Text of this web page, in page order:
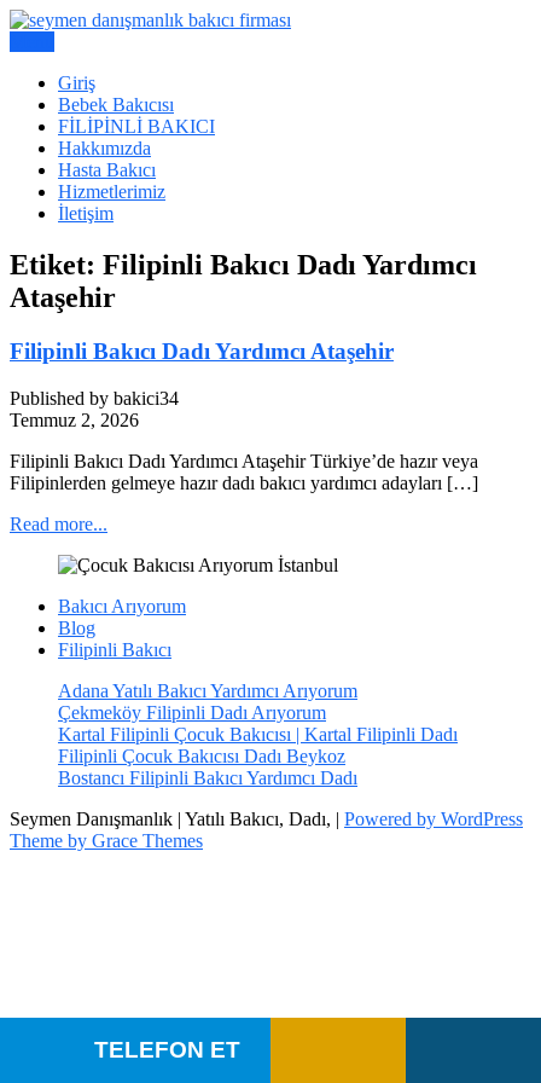
Skip
Seymen Danışmanlık | Yatılı
Bakıcı, Dadı,
Giriş
Bebek Bakıcısı
FİLİPİNLİ BAKICI
Hakkımızda
Hasta Bakıcı
Hizmetlerimiz
İletişim
Etiket: Filipinli Bakıcı Dadı Yardımcı
Ataşehir
Filipinli Bakıcı Dadı Yardımcı Ataşehir
Published by bakici34
Temmuz 2, 2026
Filipinli Bakıcı Dadı Yardımcı Ataşehir Türkiye’de hazır veya
Filipinlerden gelmeye hazır dadı bakıcı yardımcı adayları […]
Read more...
Bakıcı Arıyorum
Blog
Filipinli Bakıcı
Adana Yatılı Bakıcı Yardımcı Arıyorum
Çekmeköy Filipinli Dadı Arıyorum
Kartal Filipinli Çocuk Bakıcısı | Kartal Filipinli Dadı
Filipinli Çocuk Bakıcısı Dadı Beykoz
Bostancı Filipinli Bakıcı Yardımcı Dadı
Seymen Danışmanlık | Yatılı Bakıcı, Dadı, | Powered by WordPress
Theme by Grace Themes
TELEFON ET